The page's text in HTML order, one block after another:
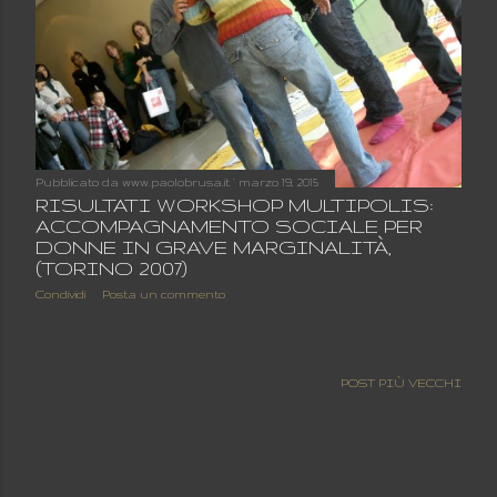
Pubblicato da www.paolobrusa.it marzo 19, 2015
RISULTATI WORKSHOP MULTIPOLIS:
ACCOMPAGNAMENTO SOCIALE PER
DONNE IN GRAVE MARGINALITÀ,
(TORINO 2007)
Condividi Posta un commento
POST PIÙ VECCHI